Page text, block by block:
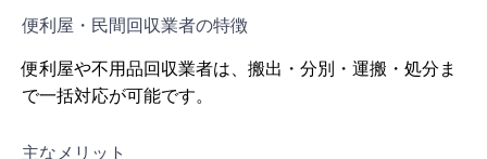
便利屋・民間回収業者の特徴
便利屋や不用品回収業者は、搬出・分別・運搬・処分ま
で一括対応が可能です。
主なメリット